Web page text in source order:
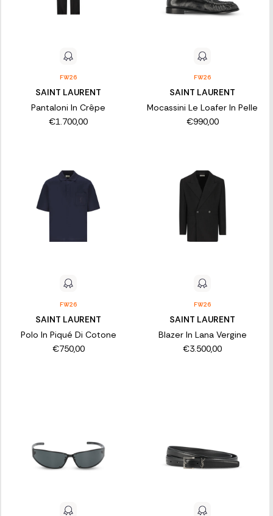
FW26
SAINT LAURENT
Pantaloni In Crêpe
€1.700,00
FW26
SAINT LAURENT
Mocassini Le Loafer In Pelle
€990,00
FW26
SAINT LAURENT
Polo In Piqué Di Cotone
€750,00
FW26
SAINT LAURENT
Blazer In Lana Vergine
€3.500,00